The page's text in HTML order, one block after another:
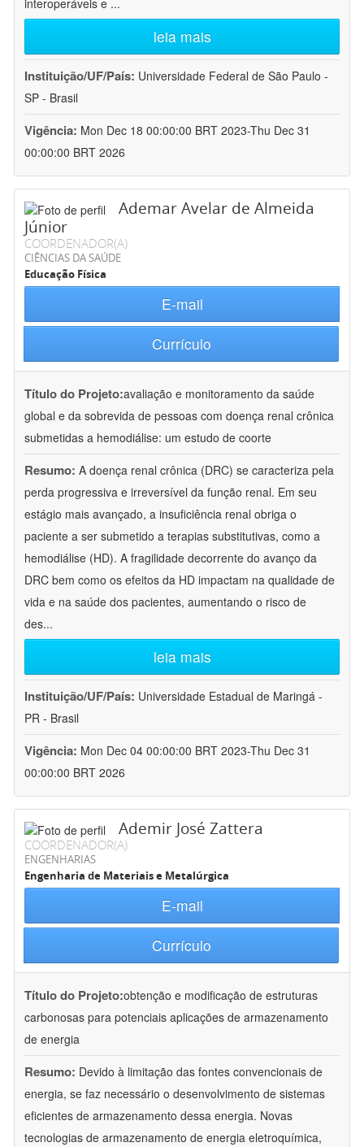
interoperáveis e ...
leia mais
Instituição/UF/País: Universidade Federal de São Paulo -
SP - Brasil
Vigência: Mon Dec 18 00:00:00 BRT 2023-Thu Dec 31
00:00:00 BRT 2026
Ademar Avelar de Almeida
Júnior
COORDENADOR(A)
CIÊNCIAS DA SAÚDE
Educação Física
E-mail
Currículo
Título do Projeto:avaliação e monitoramento da saúde
global e da sobrevida de pessoas com doença renal crônica
submetidas a hemodiálise: um estudo de coorte
Resumo: A doença renal crônica (DRC) se caracteriza pela
perda progressiva e irreversível da função renal. Em seu
estágio mais avançado, a insuficiência renal obriga o
paciente a ser submetido a terapias substitutivas, como a
hemodiálise (HD). A fragilidade decorrente do avanço da
DRC bem como os efeitos da HD impactam na qualidade de
vida e na saúde dos pacientes, aumentando o risco de
des...
leia mais
Instituição/UF/País: Universidade Estadual de Maringá -
PR - Brasil
Vigência: Mon Dec 04 00:00:00 BRT 2023-Thu Dec 31
00:00:00 BRT 2026
Ademir José Zattera
COORDENADOR(A)
ENGENHARIAS
Engenharia de Materiais e Metalúrgica
E-mail
Currículo
Título do Projeto:obtenção e modificação de estruturas
carbonosas para potenciais aplicações de armazenamento
de energia
Resumo: Devido à limitação das fontes convencionais de
energia, se faz necessário o desenvolvimento de sistemas
eficientes de armazenamento dessa energia. Novas
tecnologias de armazenamento de energia eletroquímica,